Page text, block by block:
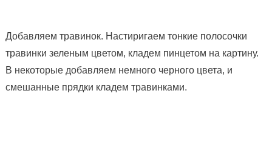
Добавляем травинок. Настиригаем тонкие полосочки
травинки зеленым цветом, кладем пинцетом на картину.
В некоторые добавляем немного черного цвета, и
смешанные прядки кладем травинками.